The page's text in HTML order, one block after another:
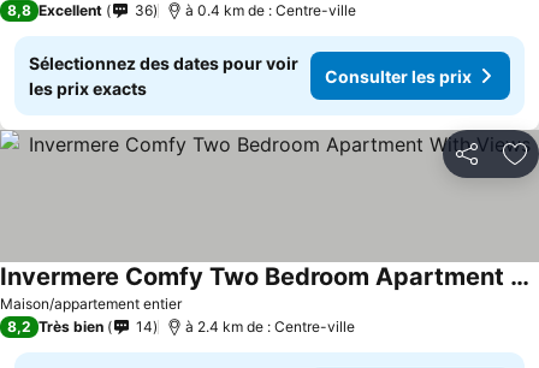
8,8 Excellent 36 à 0.4 km de : Centre-ville
Sélectionnez des dates pour voir
les prix exacts
Consulter les prix
Partager
Maison/appartement entier
Invermere Comfy Two Bedroom Apartment With Views
Consulter les prix
8,2 Très bien 14 à 2.4 km de : Centre-ville